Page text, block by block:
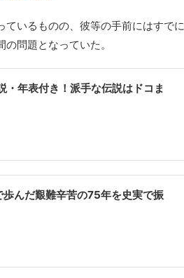
いるものの、彼等の手前にはすでに
問題となっていた。
年表付き！派手な伝説はドコま
んだ艱難辛苦の75年を史実で振